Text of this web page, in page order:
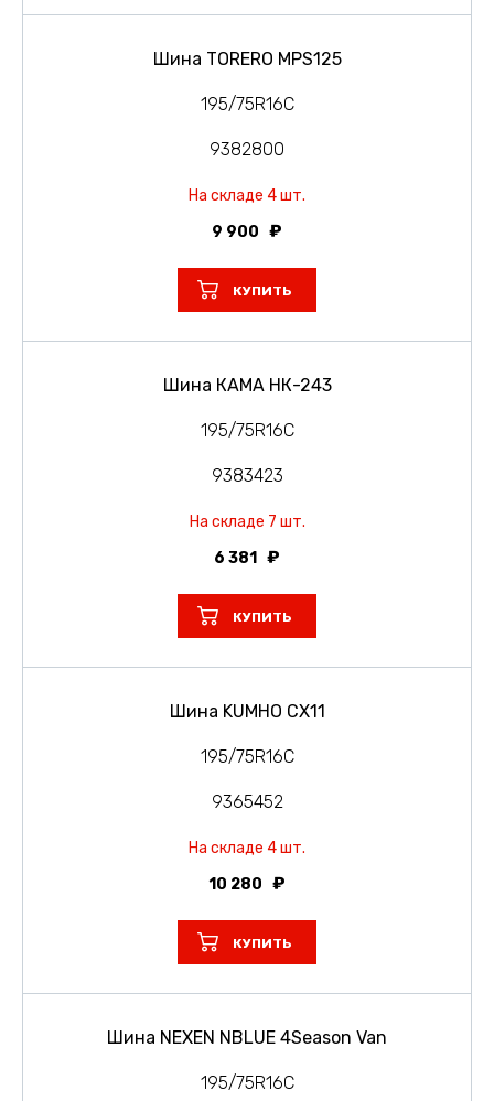
Шина TORERO MPS125
195/75R16C
9382800
На складе 4 шт.
9 900
КУПИТЬ
Шина КАМА НК-243
195/75R16C
9383423
На складе 7 шт.
6 381
КУПИТЬ
Шина KUMHO CX11
195/75R16C
9365452
На складе 4 шт.
10 280
КУПИТЬ
Шина NEXEN NBLUE 4Season Van
195/75R16C